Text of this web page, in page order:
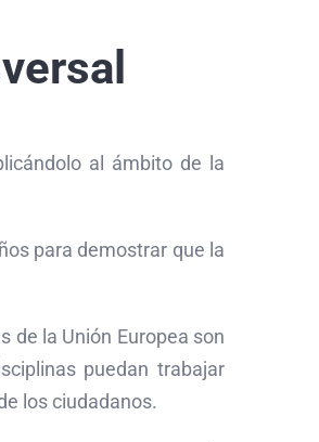
al ámbito de la
para demostrar que la
de la Unión Europea son
puedan trabajar
los ciudadanos.